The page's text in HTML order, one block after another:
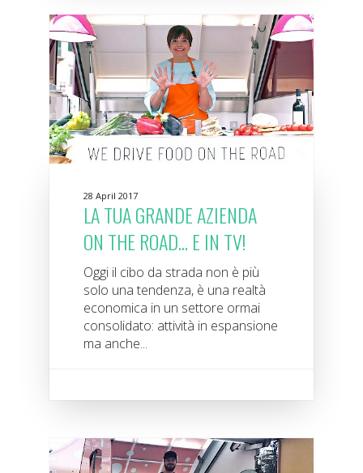
28 April 2017
LA TUA GRANDE AZIENDA
ON THE ROAD... E IN TV!
Oggi il cibo da strada non è più
solo una tendenza, è una realtà
economica in un settore ormai
consolidato: attività in espansione
ma anche...